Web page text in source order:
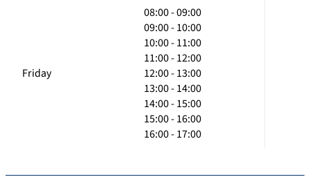
Friday
08:00 - 09:00
09:00 - 10:00
10:00 - 11:00
11:00 - 12:00
12:00 - 13:00
13:00 - 14:00
14:00 - 15:00
15:00 - 16:00
16:00 - 17:00